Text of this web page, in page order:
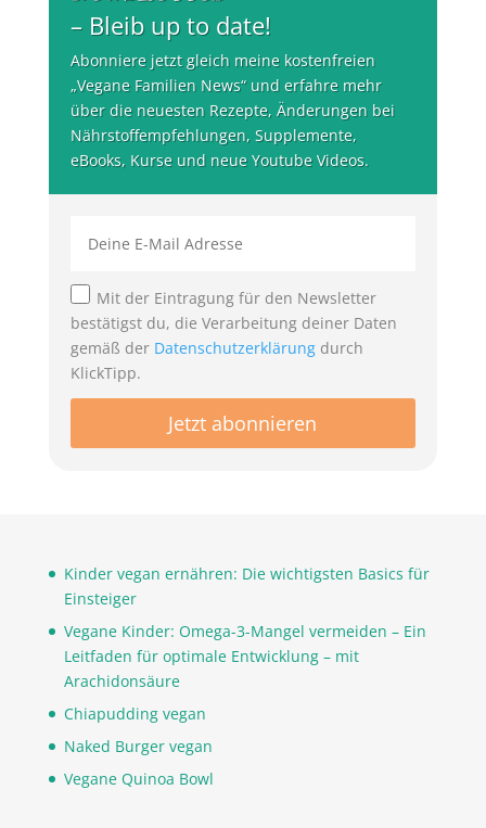
– Bleib up to date!
Abonniere jetzt gleich meine kostenfreien
„Vegane Familien News“ und erfahre mehr
über die neuesten Rezepte, Änderungen bei
Nährstoffempfehlungen, Supplemente,
eBooks, Kurse und neue Youtube Videos.
Mit der Eintragung für den Newsletter
bestätigst du, die Verarbeitung deiner Daten
gemäß der Datenschutzerklärungdurch
KlickTipp.
Kinder vegan ernähren: Die wichtigsten Basics für
Einsteiger
Vegane Kinder: Omega-3-Mangel vermeiden – Ein
Leitfaden für optimale Entwicklung – mit
Arachidonsäure
Chiapudding vegan
Naked Burger vegan
Vegane Quinoa Bowl